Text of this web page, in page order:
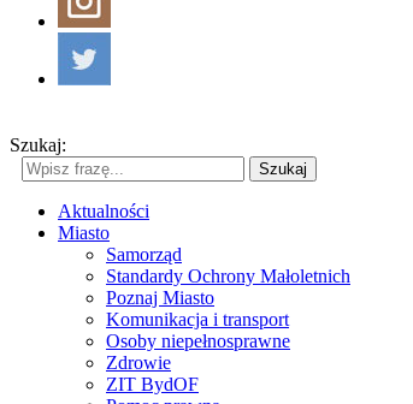
Szukaj:
Szukaj
Aktualności
Miasto
Samorząd
Standardy Ochrony Małoletnich
Poznaj Miasto
Komunikacja i transport
Osoby niepełnosprawne
Zdrowie
ZIT BydOF